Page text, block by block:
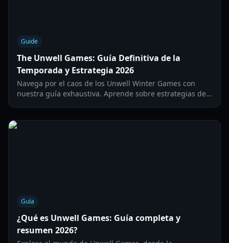
Guide
The Unwell Games: Guía Definitiva de la
Temporada y Estrategia 2026
Navega por el caos de los Unwell Winter Games con
nuestra guía exhaustiva. Aprende sobre estrategias de
Guía
¿Qué es Unwell Games: Guía completa y
resumen 2026?